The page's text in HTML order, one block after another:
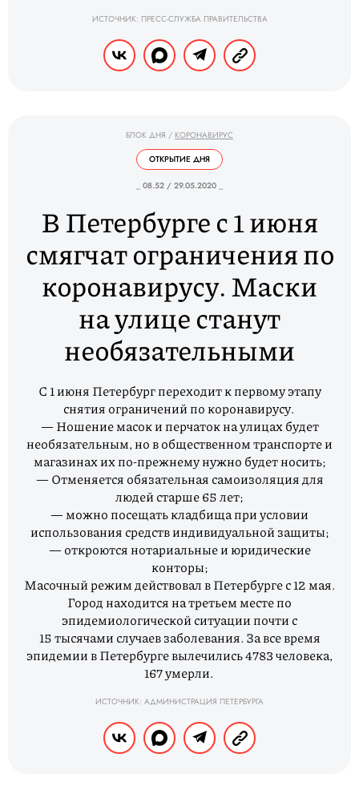
ИСТОЧНИК: ПРЕСС-СЛУЖБА ПРАВИТЕЛЬСТВА
БЛОК ДНЯ / КОРОНАВИРУС
ОТКРЫТИЕ ДНЯ
_ 08.52 / 29.05.2020 _
В Петербурге с 1 июня
смягчат ограничения по
коронавирусу. Маски
на улице станут
необязательными
С 1 июня Петербург переходит к первому этапу
снятия ограничений по коронавирусу.
— Ношение масок и перчаток на улицах будет
необязательным, но в общественном транспорте и
магазинах их по-прежнему нужно будет носить;
— Отменяется обязательная самоизоляция для
людей старше 65 лет;
— можно посещать кладбища при условии
использования средств индивидуальной защиты;
— откроются нотариальные и юридические
конторы;
Масочный режим действовал в Петербурге с 12 мая.
Город находится на третьем месте по
эпидемиологической ситуации почти с
15 тысячами случаев заболевания. За все время
эпидемии в Петербурге вылечились 4783 человека,
167 умерли.
ИСТОЧНИК: АДМИНИСТРАЦИЯ ПЕТЕРБУРГА